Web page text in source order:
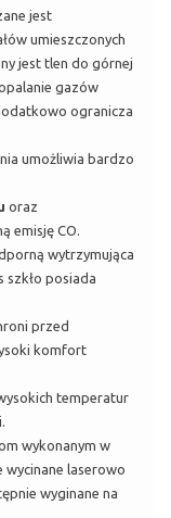
jest
umieszczonych
jest tlen do górnej
gazów
ogranicza
umożliwia bardzo
oraz
emisję CO.
wytrzymująca
szkło posiada
przed
komfort
temperatur
wykonanym w
wycinane laserowo
wyginane na